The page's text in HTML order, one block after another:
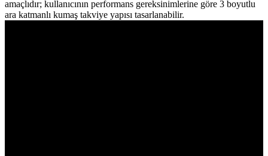
amaçlıdır; kullanıcının performans gereksinimlerine göre 3 boyutlu
ara katmanlı kumaş takviye yapısı tasarlanabilir.